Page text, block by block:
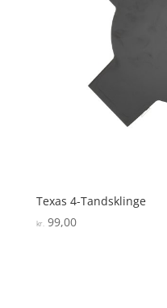
Texas 4-Tandsklinge
kr. 99,00